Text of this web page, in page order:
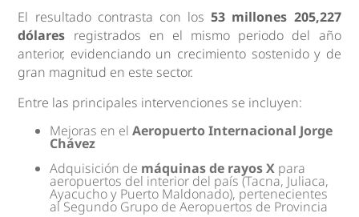
El resultado contrasta con los53 millones 205,227
dólares registrados en el mismo periodo del año
anterior, evidenciando un crecimiento sostenido y de
gran magnitud en este sector.
Entre las principales intervenciones se incluyen:
Mejoras en elAeropuerto Internacional Jorge
Chávez
Adquisición de máquinas de rayos X para
aeropuertos del interior del país (Tacna, Juliaca,
Ayacucho y Puerto Maldonado), pertenecientes
al Segundo Grupo de Aeropuertos de Provincia